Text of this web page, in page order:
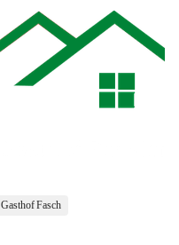
Gasthof Fasch